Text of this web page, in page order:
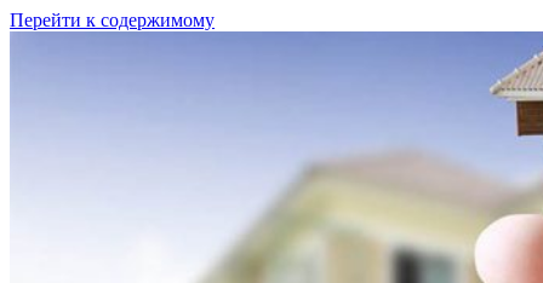
Перейти к содержимому